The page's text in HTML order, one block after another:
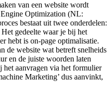
van een website wordt
Engine Optimization (NL:
bestaat uit twee onderdelen:
gedeelte waar je bij het
hebt is on-page optimalisatie.
de website wat betreft snelheids
en de juiste woorden laten
het aanvragen via het formulier
Marketing’ dus aanvinkt,